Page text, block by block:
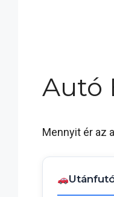
Autó
Mennyit ér az